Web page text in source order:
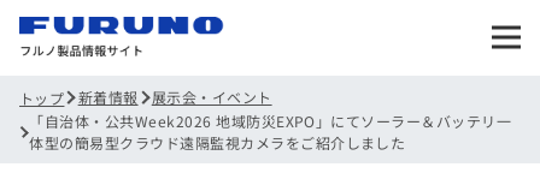
トップ 新着情報
展示会・イベント
「自治体・公共Week2026 地域防災EXPO」にてソーラー＆バッテリ一
体型の簡易型クラウド遠隔監視カメラをご紹介しました